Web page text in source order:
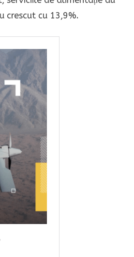
crescut cu 13,9%.